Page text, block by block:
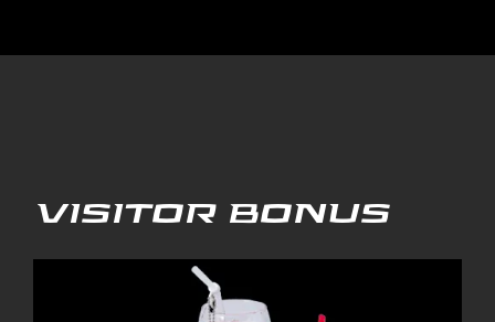
VISITOR BONUS